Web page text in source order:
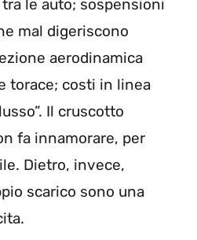
le auto; sospensioni
mal digeriscono
aerodinamica
torace; costi in linea
Il cruscotto
fa innamorare, per
Dietro, invece,
scarico sono una